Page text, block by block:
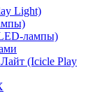
Light)
лампы)
(Icicle Play